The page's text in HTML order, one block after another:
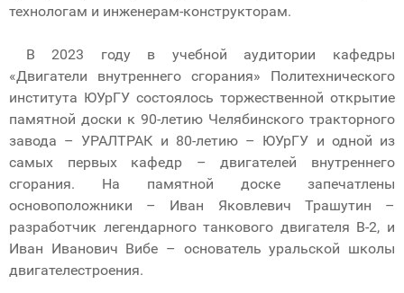
технологам и инженерам-конструкторам.
В 2023 году в учебной аудитории кафедры
«Двигатели внутреннего сгорания» Политехнического
института ЮУрГУ состоялось торжественной открытие
памятной доски к 90-летию Челябинского тракторного
завода – УРАЛТРАК и 80-летию – ЮУрГУ и одной из
самых первых кафедр – двигателей внутреннего
сгорания. На памятной доске запечатлены
основоположники – Иван Яковлевич Трашутин –
разработчик легендарного танкового двигателя В-2, и
Иван Иванович Вибе – основатель уральской школы
двигателестроения.